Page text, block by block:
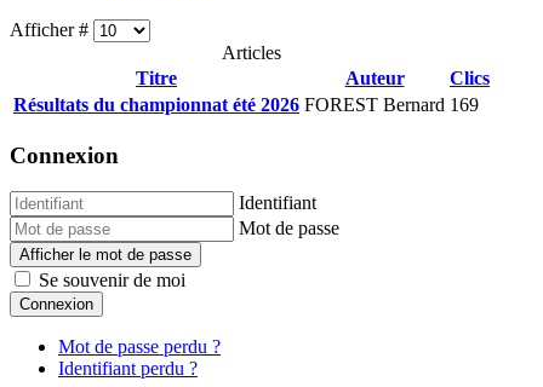
Afficher #
Articles
Titre
Auteur
Clics
Résultats du championnat été 2026 FOREST Bernard 169
Connexion
Identifiant
Mot de passe
Afficher le mot de passe
Se souvenir de moi
Connexion
Mot de passe perdu ?
Identifiant perdu ?